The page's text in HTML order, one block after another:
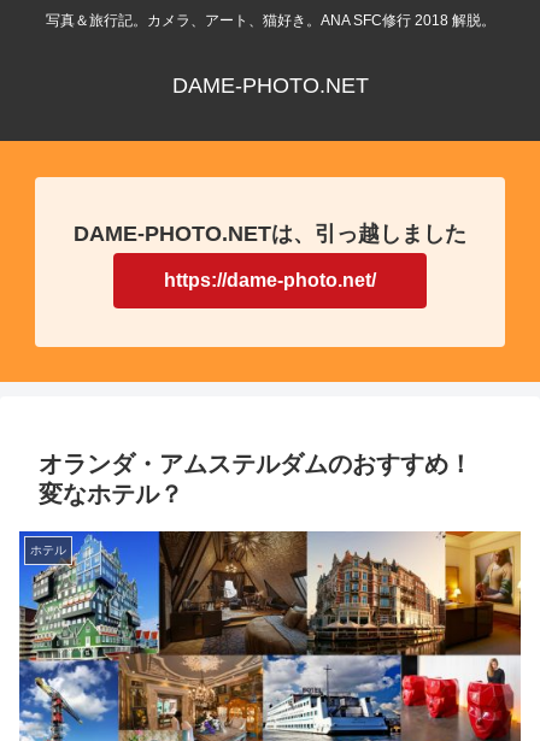
写真＆旅行記。カメラ、アート、猫好き。ANA SFC修行 2018 解脱。
DAME-PHOTO.NET
DAME-PHOTO.NETは、引っ越しました
https://dame-photo.net/
オランダ・アムステルダムのおすすめ！
変なホテル？
ホテル